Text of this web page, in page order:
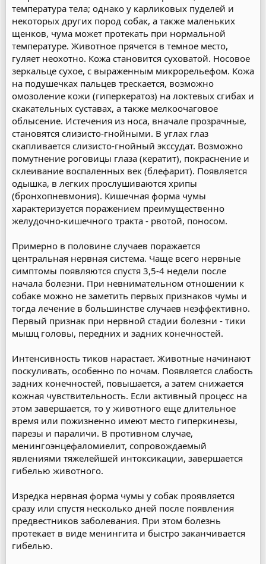
температура тела; однако у карликовых пуделей и
некоторых других пород собак, а также маленьких
щенков, чума может протекать при нормальной
температуре. Животное прячется в темное место,
гуляет неохотно. Кожа становится суховатой. Носовое
зеркальце сухое, с выраженным микрорельефом. Кожа
на подушечках пальцев трескается, возможно
омозоление кожи (гиперкератоз) на локтевых сгибах и
скакательных суставах, а также мелкоочаговое
облысение. Истечения из носа, вначале прозрачные,
становятся слизисто-гнойными. В углах глаз
скапливается слизисто-гнойный экссудат. Возможно
помутнение роговицы глаза (кератит), покраснение и
склеивание воспаленных век (блефарит). Появляется
одышка, в легких прослушиваются хрипы
(бронхопневмония). Кишечная форма чумы
характеризуется поражением преимущественно
желудочно-кишечного тракта - рвотой, поносом.
Примерно в половине случаев поражается
центральная нервная система. Чаще всего нервные
симптомы появляются спустя 3,5-4 недели после
начала болезни. При невнимательном отношении к
собаке можно не заметить первых признаков чумы и
тогда лечение в большинстве случаев неэффективно.
Первый признак при нервной стадии болезни - тики
мышц головы, передних и задних конечностей.
Интенсивность тиков нарастает. Животные начинают
поскуливать, особенно по ночам. Появляется слабость
задних конечностей, повышается, а затем снижается
кожная чувствительность. Если активный процесс на
этом завершается, то у животного еще длительное
время или пожизненно имеют место гиперкинезы,
парезы и параличи. В противном случае,
менингоэнцефаломиелит, сопровождаемый
явлениями тяжелейшей интоксикации, завершается
гибелью животного.
Изредка нервная форма чумы у собак проявляется
сразу или спустя несколько дней после появления
предвестников заболевания. При этом болезнь
протекает в виде менингита и быстро заканчивается
гибелью.